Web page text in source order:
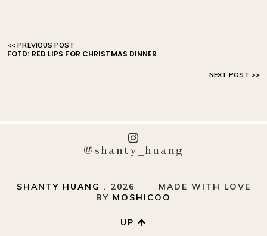
FOTD: RED LIPS FOR CHRISTMAS DINNER
@shanty_huang
SHANTY HUANG . 2026
MADE WITH LOVE
BY MOSHICOO
UP